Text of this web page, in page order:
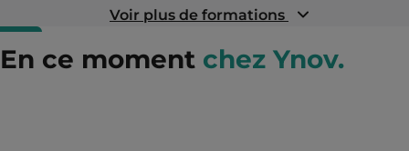
Voir plus de formations
En ce moment chez Ynov.